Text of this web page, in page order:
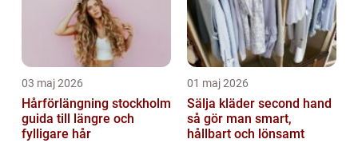
03 maj 2026
Hårförlängning stockholm
guida till längre och
fylligare hår
01 maj 2026
Sälja kläder second hand
så gör man smart,
hållbart och lönsamt